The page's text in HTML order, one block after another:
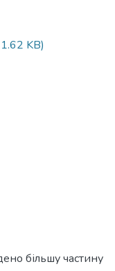
KB)
більшу частину